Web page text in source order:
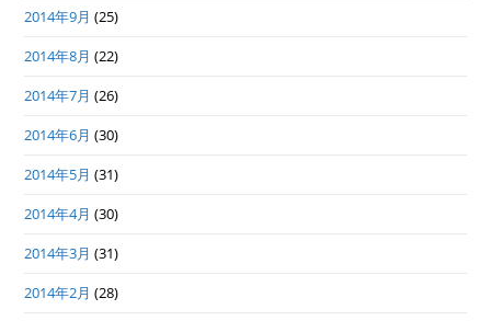
2014年9月 (25)
2014年8月 (22)
2014年7月 (26)
2014年6月 (30)
2014年5月 (31)
2014年4月 (30)
2014年3月 (31)
2014年2月 (28)